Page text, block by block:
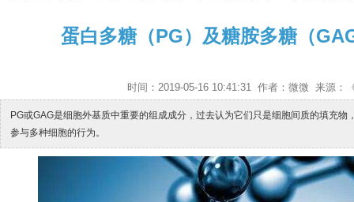
蛋白多糖（PG）及糖胺多糖（
时间：2019-05-16 10:41:31 作者：微微 来源：
PG或GAG是细胞外基质中重要的组成成分，过去认为它们只是细胞间质的填充
参与多种细胞的行为。